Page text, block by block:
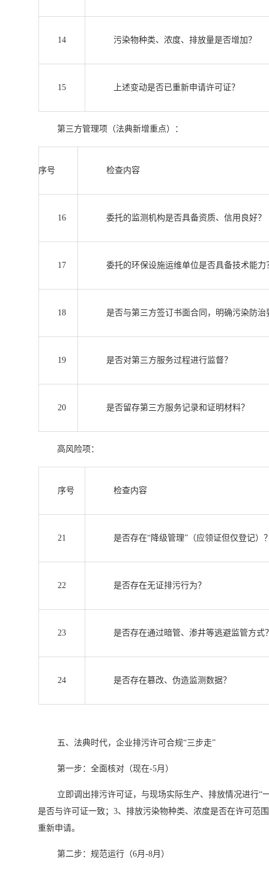
14 污染物种类、浓度、排放量是否增加？
15 上述变动是否已重新申请许可证？
第三方管理项（法典新增重点）：
序号 检查内容
16 委托的监测机构是否具备资质、信用良好？
17 委托的环保设施运维单位是否具备技术能力
18 是否与第三方签订书面合同，明确污染防治
19 是否对第三方服务过程进行监督？
20 是否留存第三方服务记录和证明材料？
高风险项：
序号 检查内容
21 是否存在“降级管理”（应领证但仅登记）
22 是否存在无证排污行为？
23 是否存在通过暗管、渗井等逃避监管方式
24 是否存在篡改、伪造监测数据？
五、法典时代，企业排污许可合规“三步走”
第一步：全面核对（现在-5月）
立即调出排污许可证，与现场实际生产、排放情况进行
是否与许可证一致；3、排放污染物种类、浓度是否在许可范
重新申请。
第二步：规范运行（6月-8月）